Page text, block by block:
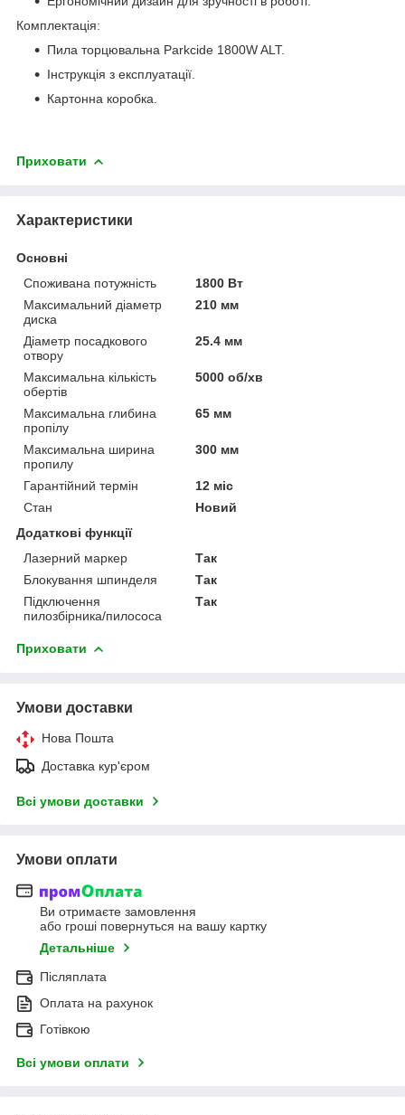
Комплектація:
Пила торцювальна Parkcide 1800W ALT.
Інструкція з експлуатації.
Картонна коробка.
Приховати
Характеристики
Основні
Споживана потужність
1800 Вт
Максимальний діаметр
диска
210 мм
Діаметр посадкового
отвору
25.4 мм
Максимальна кількість
обертів
5000 об/хв
Максимальна глибина
пропілу
65 мм
Максимальна ширина
пропилу
300 мм
Гарантійний термін
12 міс
Стан
Новий
Додаткові функції
Лазерний маркер
Так
Блокування шпинделя
Так
Підключення
пилозбірника/пилососа
Так
Приховати
Умови доставки
Нова Пошта
Доставка кур'єром
Всі умови доставки
Умови оплати
Ви отримаєте замовлення
або гроші повернуться на вашу картку
Детальніше
Післяплата
Оплата на рахунок
Готівкою
Всі умови оплати